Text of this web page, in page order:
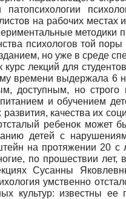
на рабочих
психологов той
но уже в среде
лекций для
времени выдержала
доступным, но
и обучением
качества их
ребенок может
детей с
на протяжении 20
по прошествии лет,
Сусанны
умственно
культур: известны